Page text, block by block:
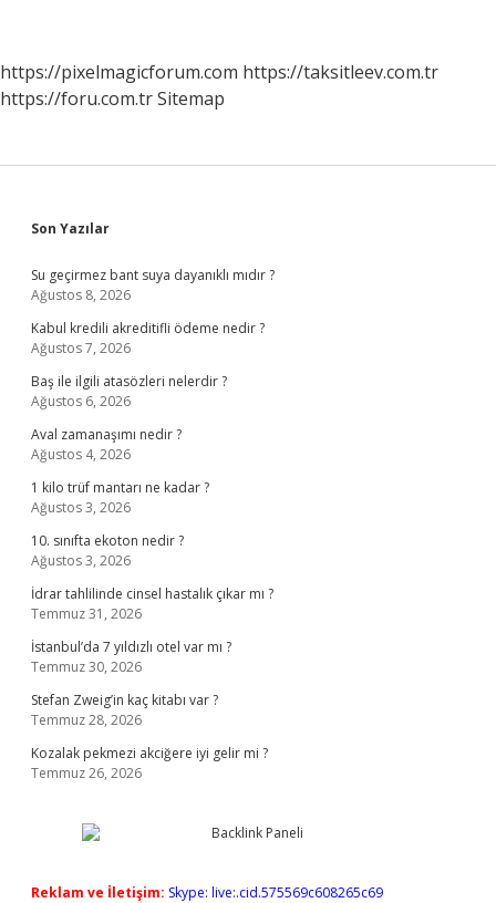
https://pixelmagicforum.com https://taksitleev.com.tr
https://foru.com.trSitemap
Sidebar
Son Yazılar
Su geçirmez bant suya dayanıklı mıdır ?
Ağustos 8, 2026
Kabul kredili akreditifli ödeme nedir ?
Ağustos 7, 2026
Baş ile ilgili atasözleri nelerdir ?
Ağustos 6, 2026
Aval zamanaşımı nedir ?
Ağustos 4, 2026
1 kilo trüf mantarı ne kadar ?
Ağustos 3, 2026
10. sınıfta ekoton nedir ?
Ağustos 3, 2026
İdrar tahlilinde cinsel hastalık çıkar mı ?
Temmuz 31, 2026
İstanbul’da 7 yıldızlı otel var mı ?
Temmuz 30, 2026
Stefan Zweig’in kaç kitabı var ?
Temmuz 28, 2026
Kozalak pekmezi akciğere iyi gelir mi ?
Temmuz 26, 2026
Reklam ve İletişim: Skype: live:.cid.575569c608265c69